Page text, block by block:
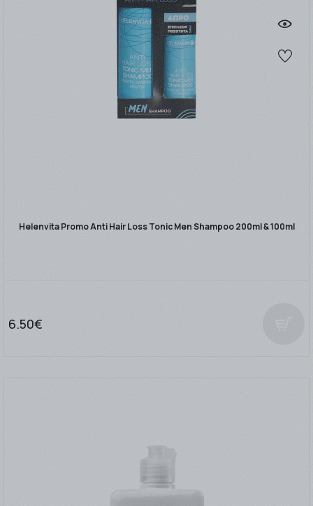
Helenvita Promo Anti Hair Loss Tonic Men Shampoo 200ml & 100ml
6.50€